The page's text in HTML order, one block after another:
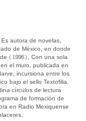
autora de novelas,
de México, en donde
(1996), Con una sola
el muro, publicada en
incursiona entre los
bajo el sello Textofilia.
círculos de lectura
de formación de
en Radio Mexiquense